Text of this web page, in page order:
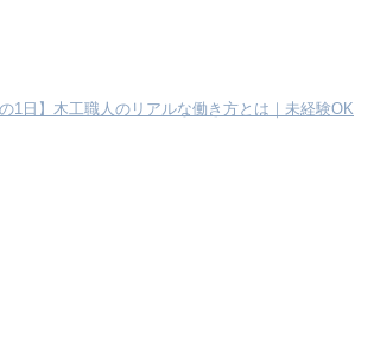
の1日】木工職人のリアルな働き方とは｜未経験OK